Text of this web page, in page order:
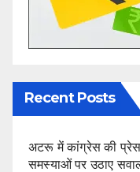
Recent Posts
अटरू में कांग्रेस की
समस्याओं पर उठाए